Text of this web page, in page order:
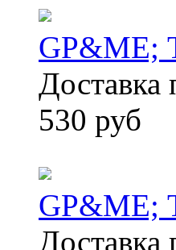
GP&ME;
530 руб
GP&ME;